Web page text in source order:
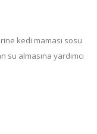
kedi maması sosu
almasına yardımcı